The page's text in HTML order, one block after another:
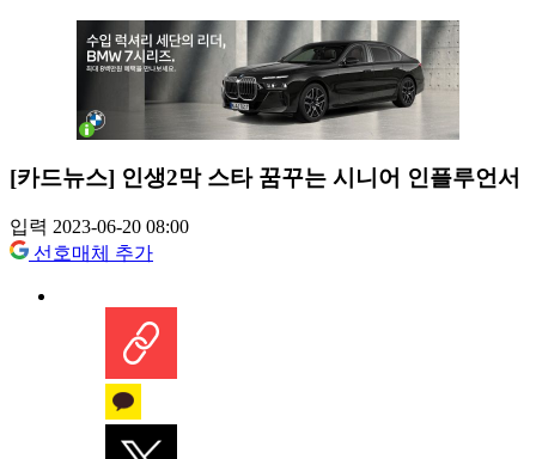
[카드뉴스] 인생2막 스타 꿈꾸는 시니어 인플루언서
입력 2023-06-20 08:00
선호매체 추가